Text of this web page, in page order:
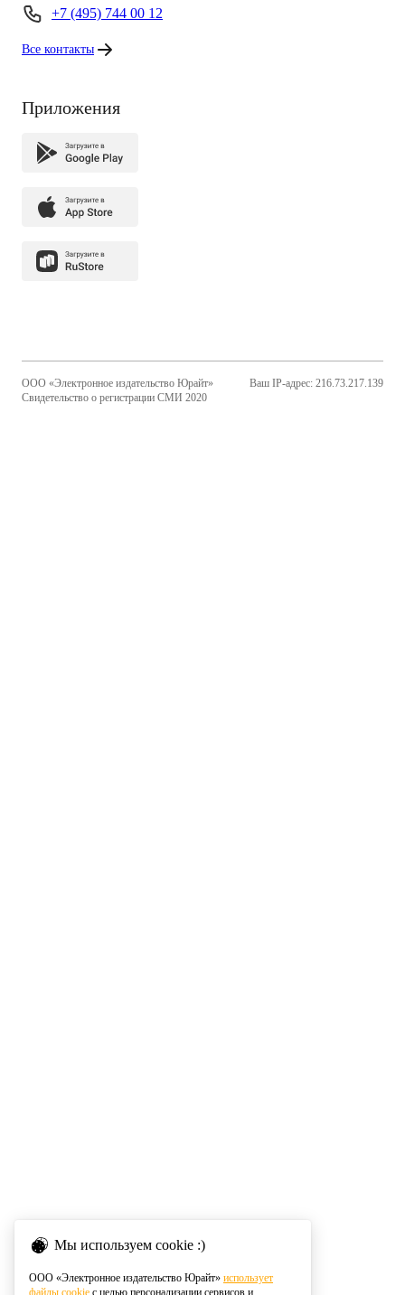
Мы используем cookie :)
ООО «Электронное издательство Юрайт» использует
файлы cookie с целью персонализации сервисов и
+7 (495) 744 00 12
Все контакты
Приложения
ООО «Электронное издательство Юрайт»
Свидетельство о регистрации СМИ 2020
Ваш IP-адрес: 216.73.217.139